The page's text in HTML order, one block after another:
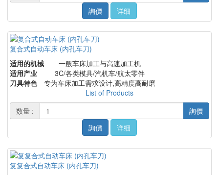
詢價
详细
复合式自动车床 (内孔车刀)
适用的机械
一般车床加工与高速加工机
适用产业
3C/各类模具/汽机车/航太零件
刀具特色
专为车床加工需求设计,高精度高耐磨
List of Products
数量 :
詢價
詢價
详细
复复合式自动车床 (内孔车刀)